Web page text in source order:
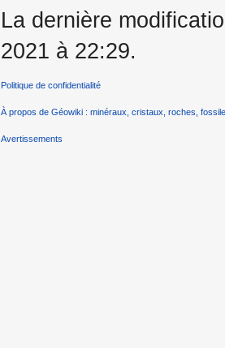
La dernière
2021 à 22:29.
Politique de confidentialité
À propos de Géowiki : minéraux, cristaux, roches,
Avertissements